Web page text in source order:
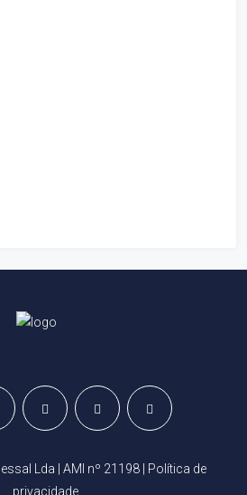
Lda | AMI nº 21198 | Política de
privacidade